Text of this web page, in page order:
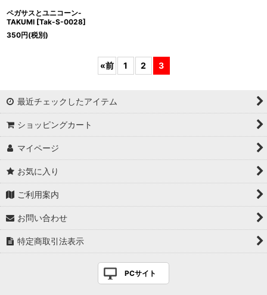
ペガサスとユニコーン-
TAKUMI [Tak-S-0028]
350円(税別)
«前 1 2 3
最近チェックしたアイテム
ショッピングカート
マイページ
お気に入り
ご利用案内
お問い合わせ
特定商取引法表示
PCサイト